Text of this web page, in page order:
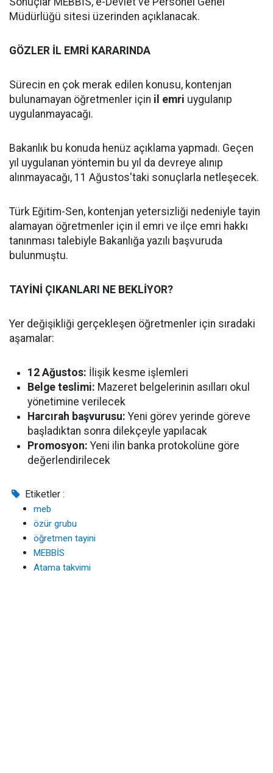
Müdürlüğü sitesi üzerinden açıklanacak.
GÖZLER İL EMRİ KARARINDA
Sürecin en çok merak edilen konusu, kontenjan
bulunamayan öğretmenler için il emri uygulanıp
uygulanmayacağı.
Bakanlık bu konuda henüz açıklama yapmadı. Geçen
yıl uygulanan yöntemin bu yıl da devreye alınıp
alınmayacağı, 11 Ağustos'taki sonuçlarla netleşecek.
Türk Eğitim-Sen, kontenjan yetersizliği nedeniyle tayin
alamayan öğretmenler için il emri ve ilçe emri hakkı
tanınması talebiyle Bakanlığa yazılı başvuruda
bulunmuştu.
TAYİNİ ÇIKANLARI NE BEKLİYOR?
Yer değişikliği gerçekleşen öğretmenler için sıradaki
aşamalar:
12 Ağustos: İlişik kesme işlemleri
Belge teslimi: Mazeret belgelerinin asılları okul
yönetimine verilecek
Harcırah başvurusu: Yeni görev yerinde göreve
başladıktan sonra dilekçeyle yapılacak
Promosyon: Yeni ilin banka protokolüne göre
değerlendirilecek
Etiketler :
meb
özür grubu
öğretmen tayini
MEBBİS
Atama takvimi